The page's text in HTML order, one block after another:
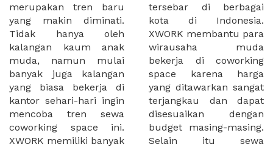
merupakan tren baru
yang makin diminati.
Tidak hanya oleh
kalangan kaum anak
muda, namun mulai
banyak juga kalangan
yang biasa bekerja di
kantor sehari-hari ingin
mencoba tren sewa
coworking space ini.
XWORK memiliki banyak
tersebar di berbagai
kota di Indonesia.
XWORK membantu para
wirausaha muda
bekerja di coworking
space karena harga
yang ditawarkan sangat
terjangkau dan dapat
disesuaikan dengan
budget masing-masing.
Selain itu sewa